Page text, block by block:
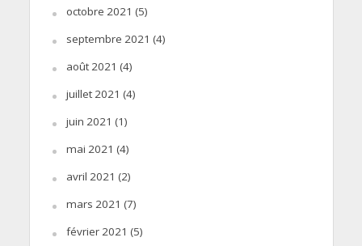
octobre 2021 (5)
septembre 2021 (4)
août 2021 (4)
juillet 2021 (4)
juin 2021 (1)
mai 2021 (4)
avril 2021 (2)
mars 2021 (7)
février 2021 (5)